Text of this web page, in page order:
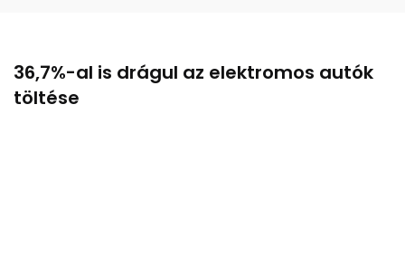
36,7%-al is drágul az elektromos autók
töltése